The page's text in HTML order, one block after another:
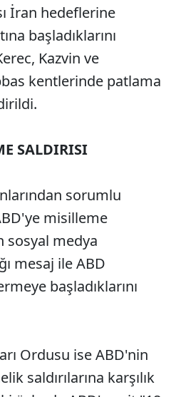
İran hedeflerine
başladıklarını
Kazvin ve
kentlerinde patlama
SALDIRISI
sorumlu
misilleme
sosyal medya
mesaj ile ABD
başladıklarını
Ordusu ise ABD'nin
saldırılarına karşılık